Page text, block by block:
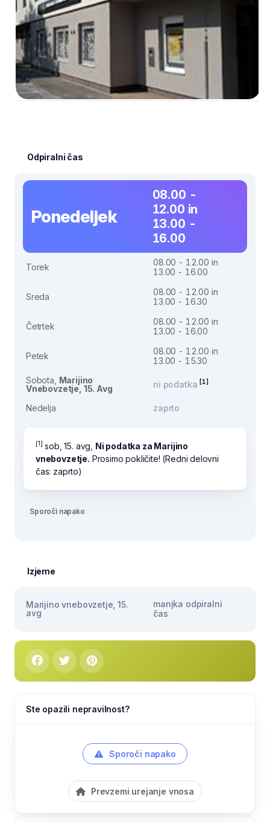
Odpiralni čas
Ponedeljek
08.00 -
12.00 in
13.00 -
16.00
Torek
08.00 - 12.00 in
13.00 - 16.00
Sreda
08.00 - 12.00 in
13.00 - 16.30
Četrtek
08.00 - 12.00 in
13.00 - 16.00
Petek
08.00 - 12.00 in
13.00 - 15.30
Sobota, Marijino
Vnebovzetje, 15. Avg
ni podatka [1]
Nedelja zaprto
[1] sob, 15. avg, Ni podatka za Marijino
vnebovzetje. Prosimo pokličite! (Redni delovni
čas: zaprto)
Sporoči napako
Izjeme
Marijino vnebovzetje, 15.
avg
manjka odpiralni
čas
Ste opazili nepravilnost?
Sporoči napako
Prevzemi urejanje vnosa